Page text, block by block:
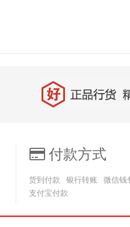
付款方式
货到付款 银行转账
微信钱
支付宝付款